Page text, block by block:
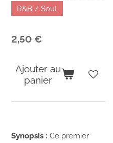
R&B / Soul
2,50 €
Ajouter au
panier
Synopsis : Ce premier